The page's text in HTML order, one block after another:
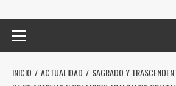
principal
INICIO ACTUALIDAD
SAGRADO Y